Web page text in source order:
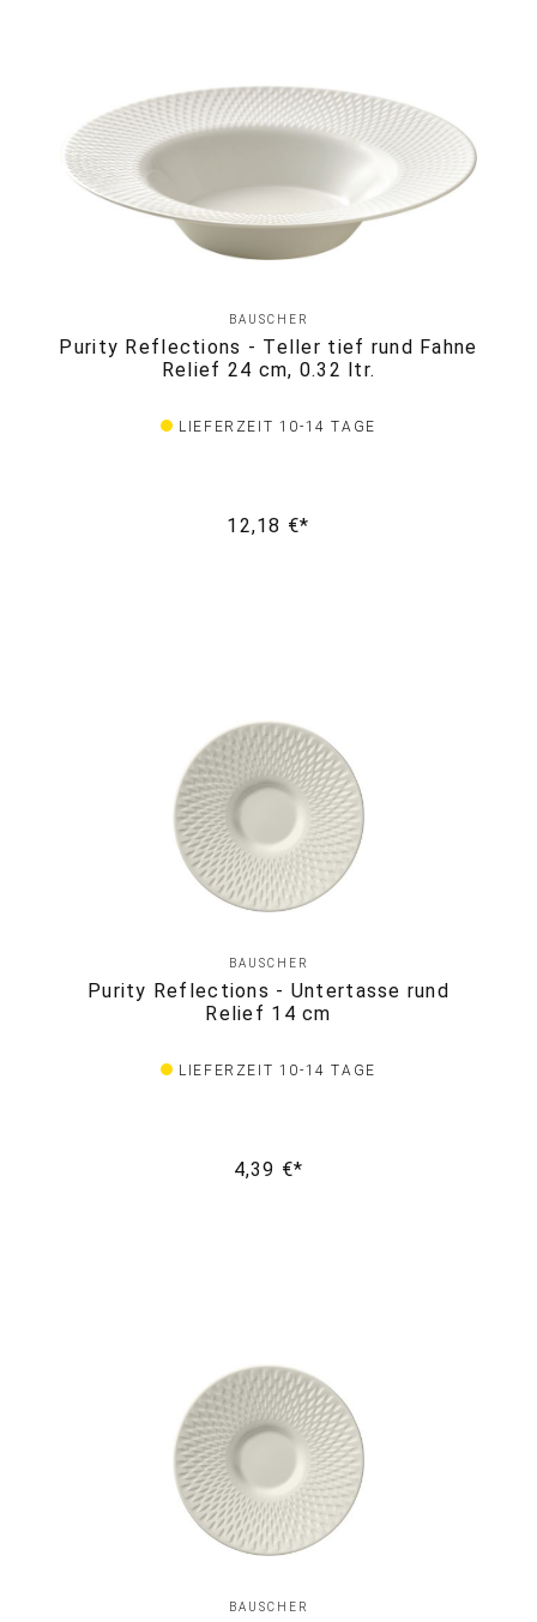
BAUSCHER
Purity Reflections - Teller tief rund Fahne
Relief 24 cm, 0.32 ltr.
LIEFERZEIT 10-14 TAGE
12,18 €*
BAUSCHER
Purity Reflections - Untertasse rund
Relief 14 cm
LIEFERZEIT 10-14 TAGE
4,39 €*
BAUSCHER